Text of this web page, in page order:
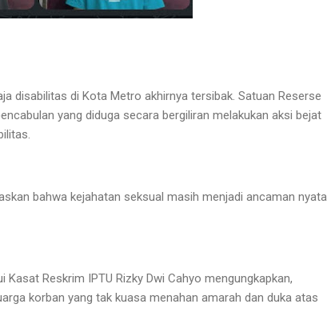
disabilitas di Kota Metro akhirnya tersibak. Satuan Reserse
yang diduga secara bergiliran melakukan aksi bejat
bahwa kejahatan seksual masih menjadi ancaman
Reskrim IPTU Rizky Dwi Cahyo mengungkapkan,
korban yang tak kuasa menahan amarah dan duka atas